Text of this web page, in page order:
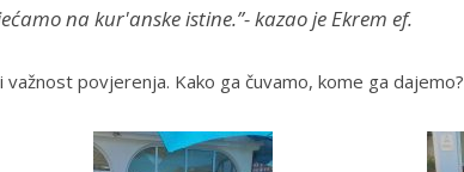
na kur'anske istine.”- kazao je Ekrem ef.
povjerenja. Kako ga čuvamo, kome ga dajemo?